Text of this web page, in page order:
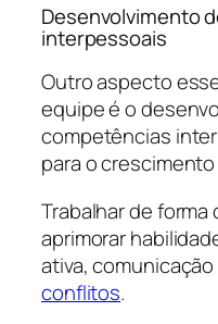
Desenvolvimento
interpessoais
Outro aspecto
equipe é o
competências
para o
Trabalhar de forma
aprimorar
ativa,
conflitos.